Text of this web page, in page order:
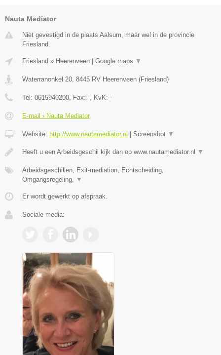
Nauta Mediator
Niet gevestigd in de plaats Aalsum, maar wel in de provincie
Friesland.
Friesland » Heerenveen Google maps ▼
Waterranonkel 20 8445 RV Heerenveen (Friesland)
Tel: 0615940200 , Fax: - , KvK: -
E-mail › Nauta Mediator
Website: http://www.nautamediator.nl Screenshot ▼
Heeft u een Arbeidsgeschil kijk dan op www.nautamediator.nl ▼
Arbeidsgeschillen, Exit-mediation, Echtscheiding,
Omgangsregeling,
▼
Er wordt gewerkt op afspraak.
Sociale media: